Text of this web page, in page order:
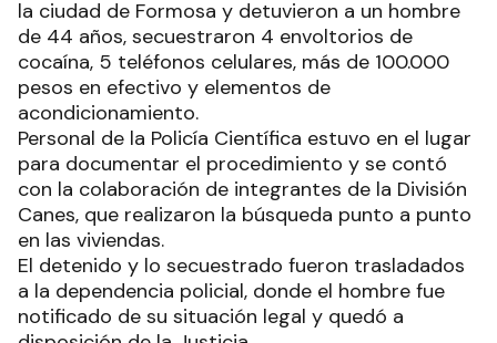
Efectivos policiales allanaron dos viviendas en el
marco de la investigación de centros de
distribución de estupefacientes, detuvieron a un
hombre, secuestraron envoltorios de cocaína,
cinco teléfonos y dinero en efectivo.
Integrantes de Drogas Peligrosas allanaron 2
departamentos ubicados en el barrio Fontana de
la ciudad de Formosa y detuvieron a un hombre
de 44 años, secuestraron 4 envoltorios de
cocaína, 5 teléfonos celulares, más de 100.000
pesos en efectivo y elementos de
acondicionamiento.
Personal de la Policía Científica estuvo en el lugar